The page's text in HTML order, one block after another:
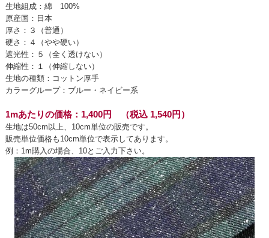
生地組成：綿 100%
原産国：日本
厚さ：３（普通）
硬さ：４（やや硬い）
遮光性：５（全く透けない）
伸縮性：１（伸縮しない）
生地の種類：コットン厚手
カラーグループ：ブルー・ネイビー系
1mあたりの価格：1,400円 （税込 1,540円）
生地は50cm以上、10cm単位の販売です。
販売単位価格も10cm単位で表示してあります。
例：1m購入の場合、10とご入力下さい。